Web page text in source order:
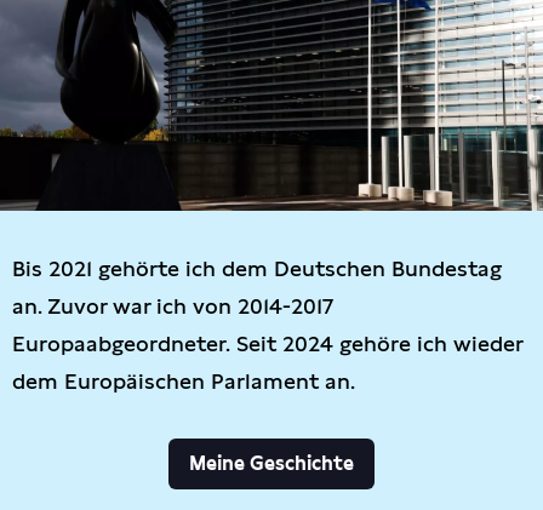
Bis 2021 gehörte ich dem Deutschen Bundestag
an. Zuvor war ich von 2014-2017
Europaabgeordneter. Seit 2024 gehöre ich wieder
dem Europäischen Parlament an.
Meine Geschichte